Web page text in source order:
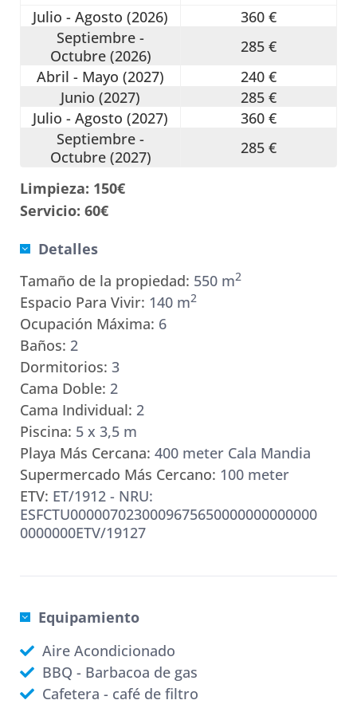
Julio - Agosto (2026)
360 €
Septiembre -
Octubre (2026)
285 €
Abril - Mayo (2027)
240 €
Junio (2027)
285 €
Julio - Agosto (2027)
360 €
Septiembre -
Octubre (2027)
285 €
Limpieza: 150€
Servicio: 60€
Detalles
Tamaño de la propiedad: 550 m2
Dormitorios: 3
Baños: 2
Espacio Para Vivir: 140 m2
Ocupación Máxima: 6
Cama Doble: 2
Cama Individual: 2
Piscina: 5 x 3,5 m
Playa Más Cercana: 400 meter Cala Mandia
Supermercado Más Cercano: 100 meter
ETV: ET/1912 - NRU:
ESFCTU0000070230009675650000000000000
0000000ETV/19127
Equipamiento
Aire Acondicionado
BBQ - Barbacoa de gas
Cafetera - café de filtro